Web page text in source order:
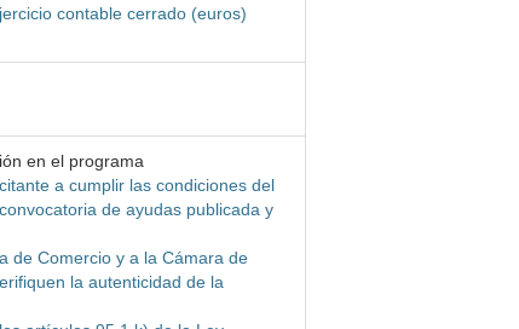
contable cerrado (euros)
en el programa
a cumplir las condiciones del
de ayudas publicada y
de Comercio y a la Cámara de
la autenticidad de la